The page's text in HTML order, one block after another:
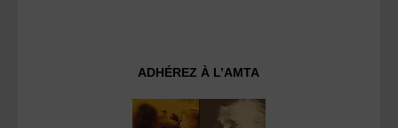
ADHÉREZ À L’AMTA